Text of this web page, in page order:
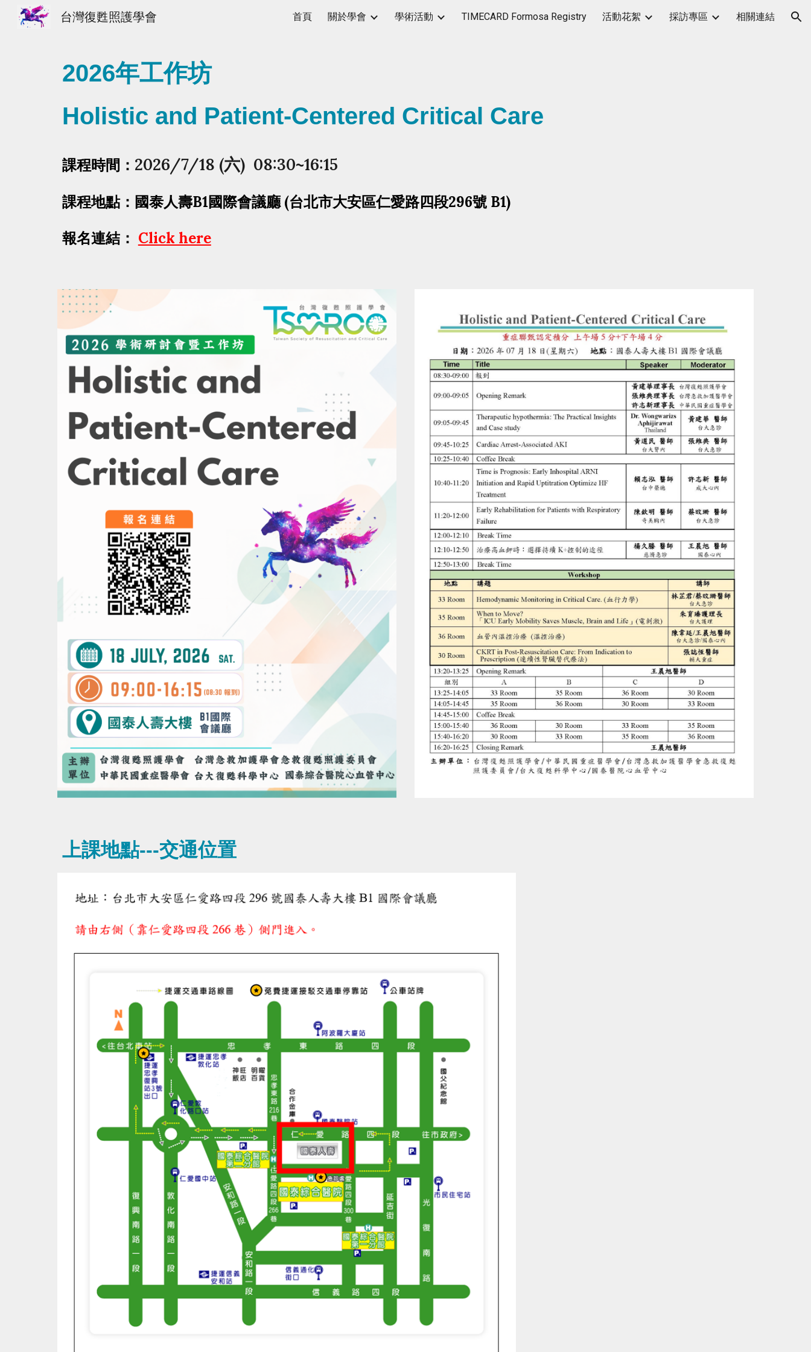
Skip to main content Skip to navigation
台灣復甦照護學會 首頁 關於學會 學術活動 TIMECARD Formosa Registry 活動花絮 採訪專區 相關連結
2026年工作坊
Holistic and Patient-Centered Critical Care
課程時間： 2026/7/18 (六) 08:30~16:15
課程地點：國泰人壽B1國際會議廳 (台北市大安區仁愛路四段296號 B1)
報名連結： Click here
上課地點---交通位置